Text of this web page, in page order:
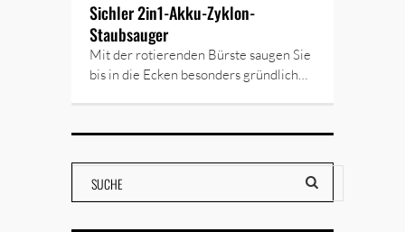
Sichler 2in1-Akku-Zyklon-
Staubsauger
Mit der rotierenden Bürste saugen Sie
bis in die Ecken besonders gründlich…